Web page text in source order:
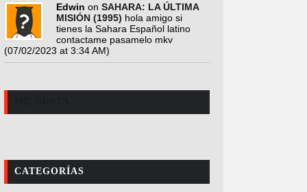
Edwin on SAHARA: LA ÚLTIMA
MISIÓN (1995) hola amigo si
tienes la Sahara Español latino
contactame pasamelo mkv
(07/02/2023 at 3:34 AM)
CATEGORÍAS